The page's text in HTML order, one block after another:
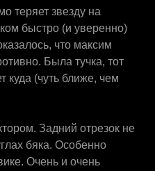
теряет звезду на
быстро (и уверенно)
что максим
Была тучка, тот
куда (чуть ближе, чем
Задний отрезок не
бяка. Особенно
Очень и очень